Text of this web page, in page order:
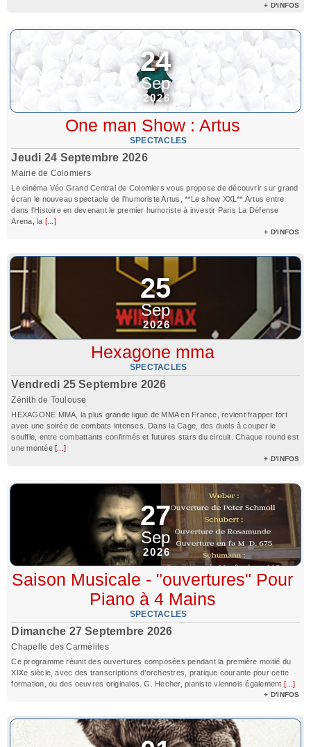
+ D'INFOS
24
Sep
2026
One man Show : Artus
SPECTACLES
Jeudi 24 Septembre 2026
Mairie de Colomiers
Le cinéma Véo Grand Central de Colomiers vous propose de découvrir sur grand
écran le nouveau spectacle de l’humoriste Artus, **Le show XXL**.Artus entre
dans l'Histoire en devenant le premier humoriste à investir Paris La Défense
Arena, la [...]
+ D'INFOS
25
Sep
2026
Hexagone mma
SPECTACLES
Vendredi 25 Septembre 2026
Zénith de Toulouse
HEXAGONE MMA, la plus grande ligue de MMA en France, revient frapper fort
avec une soirée de combats intenses. Dans la Cage, des duels à couper le
souffle, entre combattants confirmés et futures stars du circuit. Chaque round est
une montée [...]
+ D'INFOS
27
Sep
2026
Saison Musicale - "ouvertures" Pour
Piano à 4 Mains
SPECTACLES
Dimanche 27 Septembre 2026
Chapelle des Carmélites
Ce programme réunit des ouvertures composées pendant la première moitié du
XIXe siècle, avec des transcriptions d’orchestres, pratique courante pour cette
formation, ou des oeuvres originales. G. Hecher, pianiste viennois également [...]
+ D'INFOS